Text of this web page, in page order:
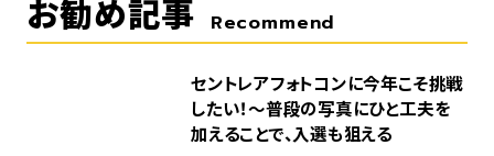
お勧め記事 Recommend
セントレアフォトコンに今年こそ挑戦
したい！～普段の写真にひと工夫を
加えることで、入選も狙える